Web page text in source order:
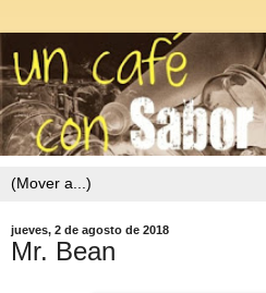
jueves, 2 de agosto de 2018
Mr. Bean